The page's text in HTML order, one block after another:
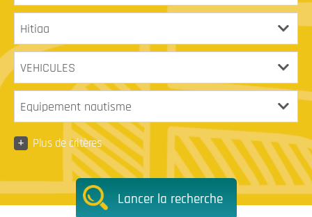
+ Plus de critères
Lancer la recherche